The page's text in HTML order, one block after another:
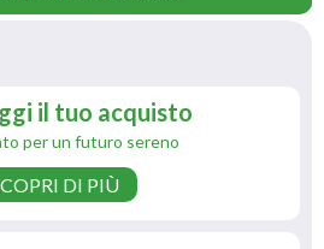
il tuo acquisto
per un futuro sereno
DI PIÙ